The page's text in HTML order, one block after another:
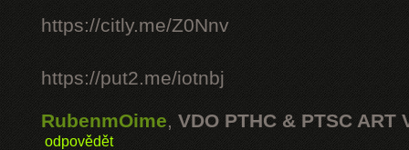
https://citly.me/Z0Nnv
https://put2.me/iotnbj
RubenmOime, VDO PTHC & PTSC ART
odpovědět